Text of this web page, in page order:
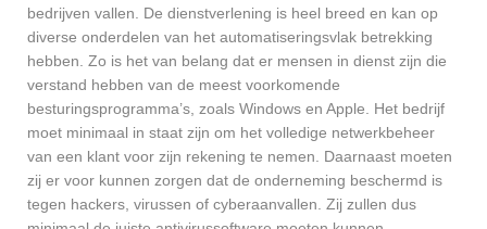
bedrijven vallen. De dienstverlening is heel breed en kan op
diverse onderdelen van het automatiseringsvlak betrekking
hebben. Zo is het van belang dat er mensen in dienst zijn die
verstand hebben van de meest voorkomende
besturingsprogramma’s, zoals Windows en Apple. Het bedrijf
moet minimaal in staat zijn om het volledige netwerkbeheer
van een klant voor zijn rekening te nemen. Daarnaast moeten
zij er voor kunnen zorgen dat de onderneming beschermd is
tegen hackers, virussen of cyberaanvallen. Zij zullen dus